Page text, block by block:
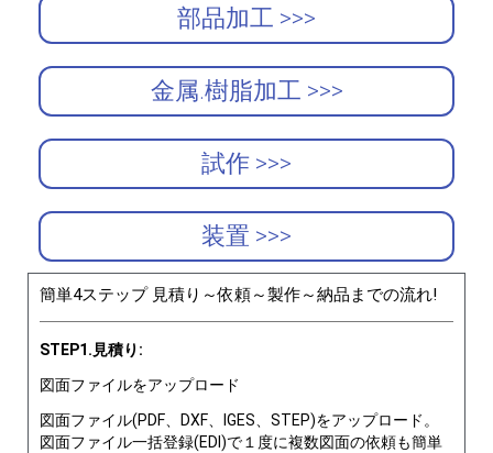
部品加工 >>>
金属.樹脂加工 >>>
試作 >>>
装置 >>>
簡単4ステップ 見積り～依頼～製作～納品までの流れ!
STEP1.見積り:
図面ファイルをアップロード
図面ファイル(PDF、DXF、IGES、STEP)をアップロード。
図面ファイル一括登録(EDI)で１度に複数図面の依頼も簡単